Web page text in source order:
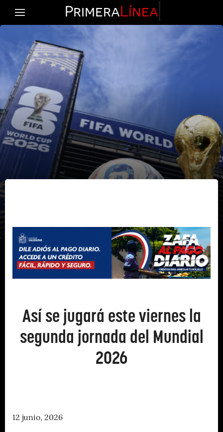
PrimeraLínea
Así se jugará este viernes la
segunda jornada del Mundial
2026
12 junio, 2026